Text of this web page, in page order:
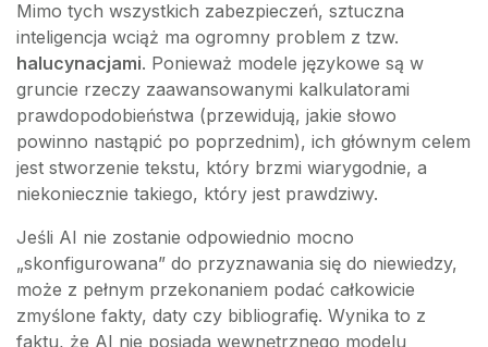
Mimo tych wszystkich zabezpieczeń, sztuczna
inteligencja wciąż ma ogromny problem z tzw.
halucynacjami. Ponieważ modele językowe są w
gruncie rzeczy zaawansowanymi kalkulatorami
prawdopodobieństwa (przewidują, jakie słowo
powinno nastąpić po poprzednim), ich głównym celem
jest stworzenie tekstu, który brzmi wiarygodnie, a
niekoniecznie takiego, który jest prawdziwy.
Jeśli AI nie zostanie odpowiednio mocno
„skonfigurowana” do przyznawania się do niewiedzy,
może z pełnym przekonaniem podać całkowicie
zmyślone fakty, daty czy bibliografię. Wynika to z
faktu, że AI nie posiada wewnętrznego modelu